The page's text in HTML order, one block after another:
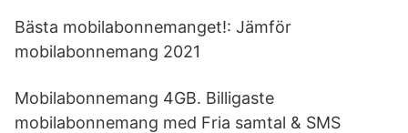
Bästa mobilabonnemanget!: Jämför
mobilabonnemang 2021
Mobilabonnemang 4GB. Billigaste
mobilabonnemang med Fria samtal & SMS